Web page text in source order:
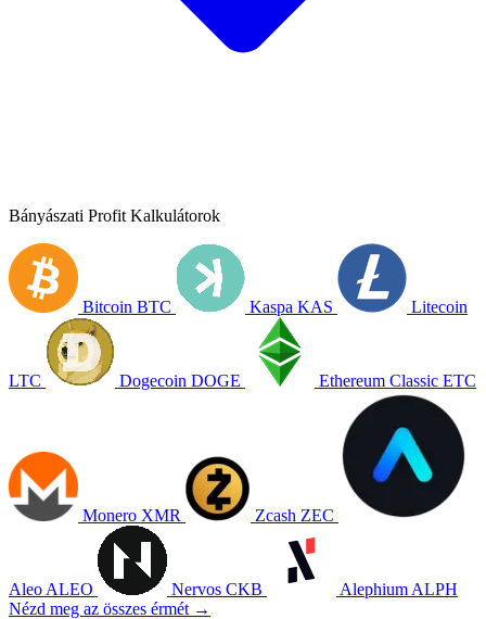
Bányászati Profit Kalkulátorok
Bitcoin BTC Kaspa KAS Litecoin
LTC Dogecoin DOGE Ethereum Classic ETC
Monero XMR Zcash ZEC
Aleo ALEO Nervos CKB Alephium ALPH
Nézd meg az összes érmét →